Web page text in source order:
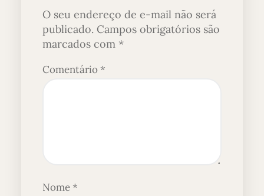
O seu endereço de e-mail não será
publicado. Campos obrigatórios são
marcados com *
Comentário*
Nome*